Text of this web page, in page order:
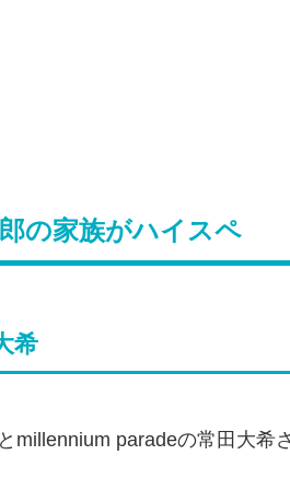
の家族がハイスペ
希
millennium paradeの常田大希